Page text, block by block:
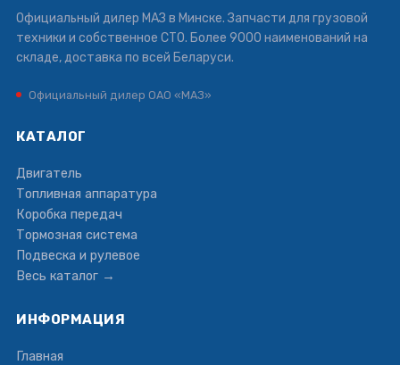
Официальный дилер МАЗ в Минске. Запчасти для грузовой
техники и собственное СТО. Более 9000 наименований на
складе, доставка по всей Беларуси.
Официальный дилер ОАО «МАЗ»
КАТАЛОГ
Двигатель
Топливная аппаратура
Коробка передач
Тормозная система
Подвеска и рулевое
Весь каталог →
ИНФОРМАЦИЯ
Главная